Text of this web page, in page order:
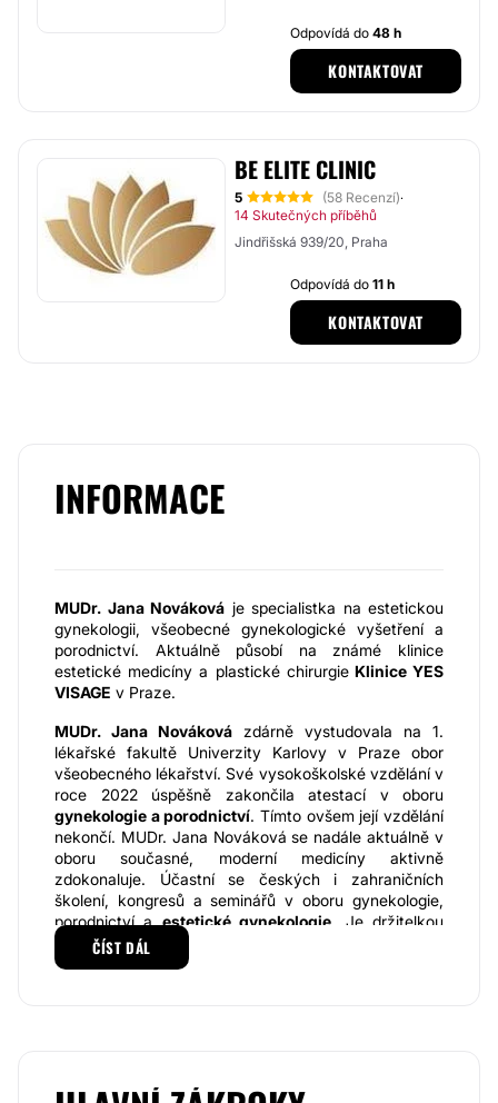
Odpovídá do48 h
KONTAKTOVAT
BE ELITE CLINIC
5 (58 Recenzí)·
14 Skutečných příběhů
Jindřišská 939/20, Praha
Odpovídá do11 h
KONTAKTOVAT
INFORMACE
MUDr. Jana Nováková je specialistka na estetickou
gynekologii, všeobecné gynekologické vyšetření a
porodnictví. Aktuálně působí na známé klinice
estetické medicíny a plastické chirurgieKlinice YES
VISAGE v Praze.
MUDr. Jana Nováková zdárně vystudovala na 1.
lékařské fakultě Univerzity Karlovy v Praze obor
všeobecného lékařství. Své vysokoškolské vzdělání v
roce 2022 úspěšně zakončila atestací v oboru
gynekologie a porodnictví. Tímto ovšem její vzdělání
nekončí. MUDr. Jana Nováková se nadále aktuálně v
oboru současné, moderní medicíny aktivně
zdokonaluje. Účastní se českých i zahraničních
školení, kongresů a seminářů v oboru gynekologie,
porodnictví aestetické gynekologie . Je držitelkou
platné licence udělené českou lékařskou komorou.
Taktéž intenzivně spolupracuje na rozvíjení oboru
od známých světových chirurgů. Asistovala a posléze
ČÍST DÁL